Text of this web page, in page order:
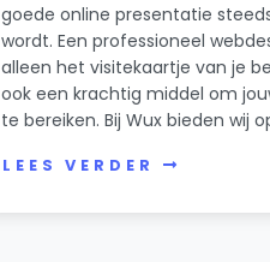
goede online presentatie
wordt. Een professioneel
alleen het visitekaartje van je
ook een krachtig middel om
te bereiken. Bij Wux bieden wij
LEES VERDER